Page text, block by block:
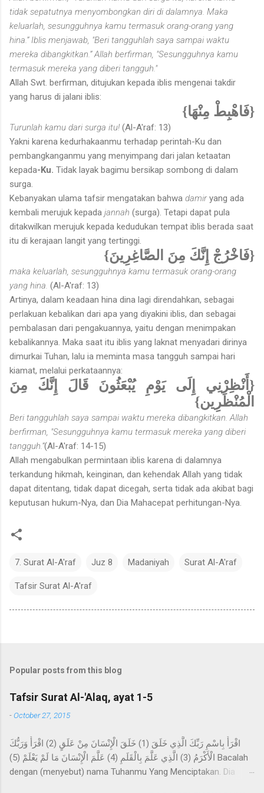
tidak sepatutnya menyombongkan diri di dalamnya. Maka
keluarlah, sesungguhnya kamu termasuk orang-orang yang
hina.” Iblis men­jawab, "Beri tangguhlah saya sampai waktu
mereka dibangkitkan.” Allah berfirman, "Sesungguhnya kamu
termasuk mereka yang diberi tangguh."
Allah Swt. berfirman, ditujukan kepada iblis mengenai takdir
yang harus di jalani iblis:
{فَاهْبِطْ مِنْهَا}
Turunlah kamu dari surga itu! (Al-A'raf: 13)
Yakni karena kedurhakaanmu terhadap perintah-Ku dan
pembang­kanganmu yang menyimpang dari jalan ketaatan
kepada-Ku. Tidak layak bagimu bersikap sombong di dalam
surga.
Kebanyakan ulama tafsir mengatakan bahwa damiryang ada
kembali merujuk kepada jannah (surga). Tetapi dapat pula
ditakwilkan merujuk kepada kedudukan tempat iblis berada saat
itu di kerajaan langit yang tertinggi.
{فَاخْرُجْ إِنَّكَ مِنَ الصَّاغِرِينَ}
maka keluarlah, sesungguhnya kamu termasuk orang-orang
yang hina. (Al-A'raf: 13)
Artinya, dalam keadaan hina dina lagi direndahkan, sebagai
perlakuan kebalikan dari apa yang diyakini iblis, dan sebagai
pembalasan dari pengakuannya, yaitu dengan menimpakan
kebalikannya. Maka saat itu iblis yang laknat menyadari dirinya
dimurkai Tuhan, lalu ia meminta masa tangguh sampai hari
kiamat, melalui perkataannya:
{أَنْظِرْنِي إِلَى يَوْمِ يُبْعَثُونَ قَالَ إِنَّكَ مِنَ
الْمُنْظَرِين}
Beri tangguhlah saya sampai waktu mereka dibangkitkan. Allah
berfirman, "Sesungguhnya kamu termasuk mereka yang diberi
tangguh.”(Al-A'raf: 14-15)
Allah mengabulkan permintaan iblis karena di dalamnya
terkandung hikmah, keinginan, dan kehendak Allah yang tidak
dapat ditentang, tidak dapat dicegah, serta tidak ada akibat bagi
keputusan hukum-Nya, dan Dia Mahacepat perhitungan-Nya.
7. Surat Al-A'raf Juz 8 Madaniyah Surat Al-A'raf
Tafsir Surat Al-A'raf
Popular posts from this blog
Tafsir Surat Al-'Alaq, ayat 1-5
-October 27, 2015
اقْرَأْ بِاسْمِ رَبِّكَ الَّذِي خَلَقَ (1) خَلَقَ الْإِنْسَانَ مِنْ عَلَقٍ (2) اقْرَأْ وَرَبُّكَ
الْأَكْرَمُ (3) الَّذِي عَلَّمَ بِالْقَلَمِ (4) عَلَّمَ الْإِنْسَانَ مَا لَمْ يَعْلَمْ (5) Bacalah
dengan (menyebut) nama Tuhanmu Yang Menciptakan. Dia